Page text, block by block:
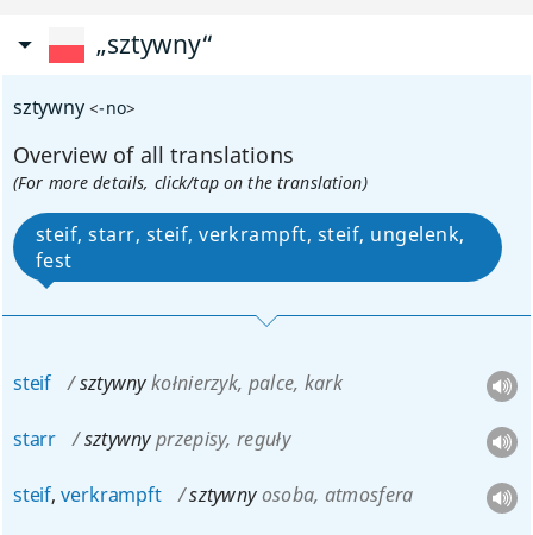
„sztywny“
sztywny <-no>
Overview of all translations
(For more details, click/tap on the translation)
steif, starr, steif, verkrampft, steif, ungelenk,
fest
steif sztywnykołnierzyk, palce, kark
starr sztywnyprzepisy, reguły
steif,verkrampft sztywny osoba, atmosfera